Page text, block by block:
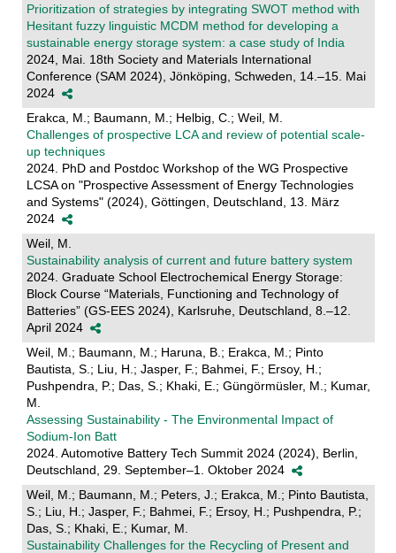
Prioritization of strategies by integrating SWOT method with
Hesitant fuzzy linguistic MCDM method for developing a
sustainable energy storage system: a case study of India
2024, Mai. 18th Society and Materials International
Conference (SAM 2024), Jönköping, Schweden, 14.–15. Mai
2024
Erakca, M.; Baumann, M.; Helbig, C.; Weil, M.
Challenges of prospective LCA and review of potential scale-
up techniques
2024. PhD and Postdoc Workshop of the WG Prospective
LCSA on "Prospective Assessment of Energy Technologies
and Systems" (2024), Göttingen, Deutschland, 13. März
2024
Weil, M.
Sustainability analysis of current and future battery system
2024. Graduate School Electrochemical Energy Storage:
Block Course “Materials, Functioning and Technology of
Batteries” (GS-EES 2024), Karlsruhe, Deutschland, 8.–12.
April 2024
Weil, M.; Baumann, M.; Haruna, B.; Erakca, M.; Pinto
Bautista, S.; Liu, H.; Jasper, F.; Bahmei, F.; Ersoy, H.;
Pushpendra, P.; Das, S.; Khaki, E.; Güngörmüsler, M.; Kumar,
M.
Assessing Sustainability - The Environmental Impact of
Sodium-Ion Batt
2024. Automotive Battery Tech Summit 2024 (2024), Berlin,
Deutschland, 29. September–1. Oktober 2024
Weil, M.; Baumann, M.; Peters, J.; Erakca, M.; Pinto Bautista,
S.; Liu, H.; Jasper, F.; Bahmei, F.; Ersoy, H.; Pushpendra, P.;
Das, S.; Khaki, E.; Kumar, M.
Sustainability Challenges for the Recycling of Present and